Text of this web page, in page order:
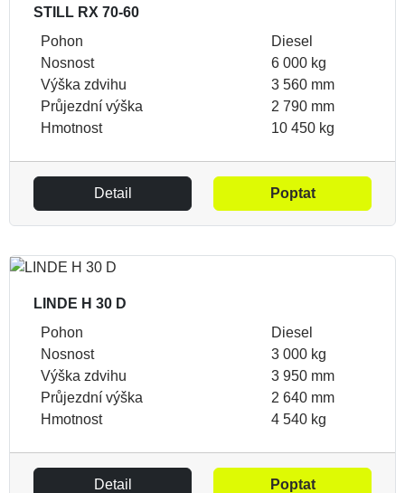
STILL RX 70-60
Pohon
Diesel
Nosnost
6 000 kg
Výška zdvihu
3 560 mm
Průjezdní výška
2 790 mm
Hmotnost
10 450 kg
Detail Poptat
LINDE H 30 D
Pohon
Diesel
Nosnost
3 000 kg
Výška zdvihu
3 950 mm
Průjezdní výška
2 640 mm
Hmotnost
4 540 kg
Detail Poptat